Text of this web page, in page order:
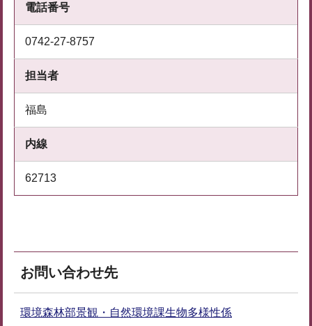
電話番号
0742-27-8757
担当者
福島
内線
62713
お問い合わせ先
環境森林部景観・自然環境課生物多様性係